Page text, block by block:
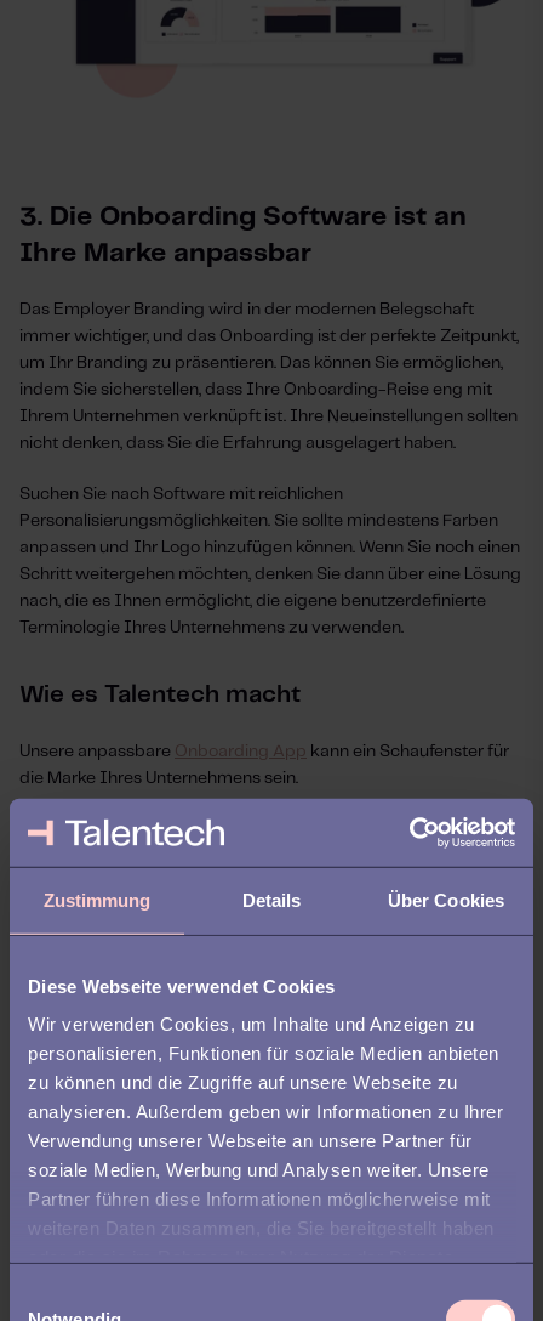
Zustimmung Details Über Cookies
Diese Webseite verwendet Cookies
Wir verwenden Cookies, um Inhalte und Anzeigen zu
personalisieren, Funktionen für soziale Medien anbieten
zu können und die Zugriffe auf unsere Webseite zu
analysieren. Außerdem geben wir Informationen zu Ihrer
Verwendung unserer Webseite an unsere Partner für
soziale Medien, Werbung und Analysen weiter. Unsere
Partner führen diese Informationen möglicherweise mit
weiteren Daten zusammen, die Sie bereitgestellt haben
3. Die Onboarding Software ist an
Ihre Marke anpassbar
Das Employer Branding wird in der modernen Belegschaft
immer wichtiger, und das Onboarding ist der perfekte Zeitpunkt,
um Ihr Branding zu präsentieren. Das können Sie ermöglichen,
indem Sie sicherstellen, dass Ihre Onboarding-Reise eng mit
Ihrem Unternehmen verknüpft ist. Ihre Neueinstellungen sollten
nicht denken, dass Sie die Erfahrung ausgelagert haben.
Suchen Sie nach Software mit reichlichen
Personalisierungsmöglichkeiten. Sie sollte mindestens Farben
anpassen und Ihr Logo hinzufügen können. Wenn Sie noch einen
Schritt weitergehen möchten, denken Sie dann über eine Lösung
nach, die es Ihnen ermöglicht, die eigene benutzerdefinierte
Terminologie Ihres Unternehmens zu verwenden.
Wie es Talentech macht
Unsere anpassbare Onboarding App kann ein Schaufenster für
die Marke Ihres Unternehmens sein.
→ Gestalten Sie Talentech mit der vollständigen Farb- und
damit sich Ihre Benutzer:innen wie zu Hause fühlen.
→ Profitieren Sie von einer maßgeschneiderten URL für